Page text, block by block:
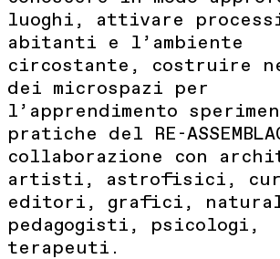
luoghi, attivare
abitanti e l’ambiente
circostante, costruire
dei microspazi per
l’apprendimento
pratiche del RE-
collaborazione con
artisti, astrofisici,
editori, grafici,
pedagogisti, psicologi,
terapeuti.